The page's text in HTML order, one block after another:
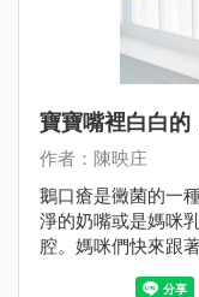
寶寶嘴裡白白的
作者：陳映庄
鵝口瘡是黴菌的一
淨的奶嘴或是媽咪
腔。媽咪們快來跟
療鵝口瘡的方針。